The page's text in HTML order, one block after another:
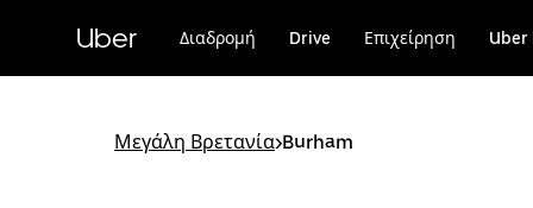
περιεχόμενο
Uber Διαδρομή Drive Επιχείρηση Uber
Μεγάλη Βρετανία>Burham